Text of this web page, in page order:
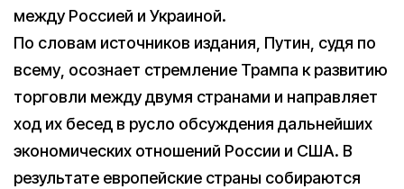
между Россией и Украиной.
По словам источников издания, Путин, судя по
всему, осознает стремление Трампа к развитию
торговли между двумя странами и направляет
ход их бесед в русло обсуждения дальнейших
экономических отношений России и США. В
результате европейские страны собираются